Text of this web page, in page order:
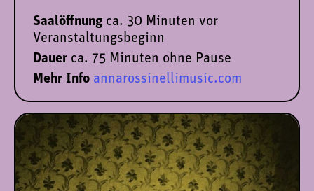
Saalöffnung ca. 30 Minuten vor
Veranstaltungsbeginn
Dauer ca. 75 Minuten ohne Pause
Mehr Info annarossinellimusic.com